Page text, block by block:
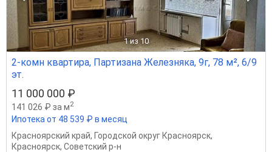
1 из 10
2-комн квартира, Партизана Железняка, 9г, 78 м², 6/9
эт.
11 000 000 ₽
141 026 ₽ за м2
Ипотека от 48 539 ₽ в месяц
Красноярский край, Городской округ Красноярск,
Красноярск, Советский р-н